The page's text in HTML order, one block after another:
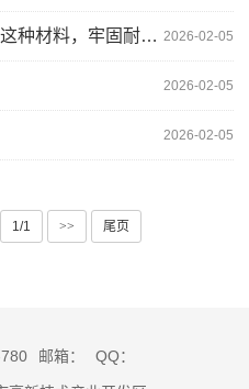
2026-02-05
自建房外墙不贴瓷砖，流行这种材料，牢固耐用，显高级
2026-02-05
2026-02-05
1/1 >> 尾页
邮箱： QQ：